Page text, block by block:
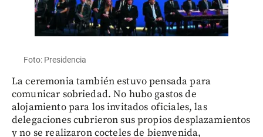
Foto: Presidencia
La ceremonia también estuvo pensada para
comunicar sobriedad. No hubo gastos de
alojamiento para los invitados oficiales, las
delegaciones cubrieron sus propios desplazamientos
y no se realizaron cocteles de bienvenida,